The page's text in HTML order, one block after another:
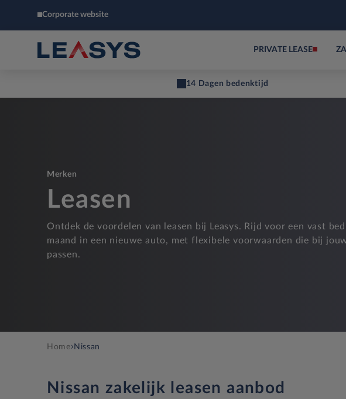
Corporate website
PRIVATE LEASE
14 Dagen bedenktijd
Merken
Leasen
Ontdek de voordelen van leasen bij Leasys. Rijd voor een vast
maand in een nieuwe auto, met flexibele voorwaarden die bij
passen.
Home› Nissan
Nissan zakelijk leasen aanbod